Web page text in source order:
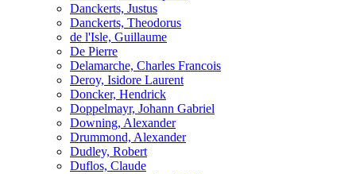
Danckerts, Justus
Danckerts, Theodorus
de l'Isle, Guillaume
De Pierre
Delamarche, Charles Francois
Deroy, Isidore Laurent
Doncker, Hendrick
Doppelmayr, Johann Gabriel
Downing, Alexander
Drummond, Alexander
Dudley, Robert
Duflos, Claude